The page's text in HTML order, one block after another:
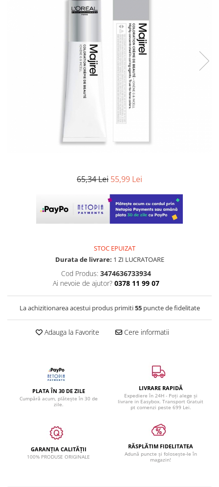
65,34 Lei 55,99 Lei
STOC EPUIZAT
Durata de livrare: 1 ZI LUCRATOARE
Cod Produs: 3474636733934
Ai nevoie de ajutor? 0378 11 99 07
La achizitionarea acestui produs primiti55puncte de fidelitate
Adauga la Favorite Cere informatii
PLATA ÎN 30 DE ZILE
Cumpără acum, plătește în 30 de
zile.
LIVRARE RAPIDĂ
Expediere în 24H - Poți alege și
livrare in Easybox. Transport Gratuit
pt comenzi peste 699 Lei.
GARANȚIA CALITĂȚII
100% PRODUSE ORIGINALE
RĂSPLĂTIM FIDELITATEA
Adună puncte și folosește-le în
magazin!